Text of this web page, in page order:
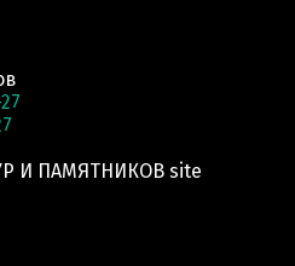
И ПАМЯТНИКОВ site